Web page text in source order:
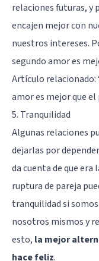
relaciones futuras, y
encajen mejor con
nuestros intereses.
segundo amor es
Artículo relacionado:
amor es mejor que
5. Tranquilidad
Algunas relaciones
dejarlas por
da cuenta de que era
ruptura de pareja
tranquilidad si
nosotros mismos y
esto, la mejor
hace feliz.